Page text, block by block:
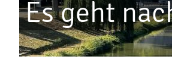
Es geht